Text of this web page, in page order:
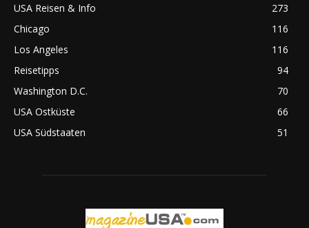
USA Reisen & Info
273
Chicago
116
Los Angeles
116
Reisetipps
94
Washington D.C.
70
USA Ostküste
66
USA Südstaaten
51